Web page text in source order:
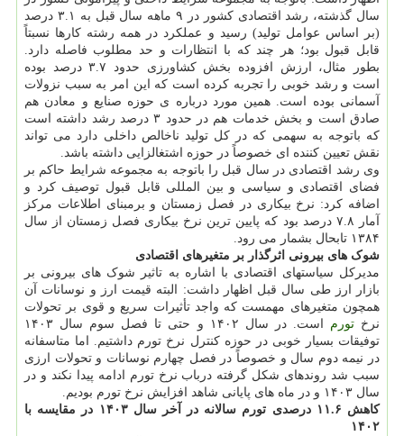
سال گذشته، رشد اقتصادی کشور در ۹ ماهه سال قبل به ۳.۱ درصد
(بر اساس عوامل تولید) رسید و عملکرد در همه رشته کارها نسبتاً
قابل قبول بود؛ هر چند که با انتظارات و حد مطلوب فاصله دارد.
بطور مثال، ارزش افزوده بخش کشاورزی حدود ۳.۷ درصد بوده
است و رشد خوبی را تجربه کرده است که این امر به سبب نزولات
آسمانی بوده است. همین مورد درباره ی حوزه صنایع و معادن هم
صادق است و بخش خدمات هم در حدود ۳ درصد رشد داشته است
که باتوجه به سهمی که در کل تولید ناخالص داخلی دارد می تواند
نقش تعیین کننده ای خصوصاً در حوزه اشتغالزایی داشته باشد.
وی رشد اقتصادی در سال قبل را باتوجه به مجموعه شرایط حاکم بر
فضای اقتصادی و سیاسی و بین المللی قابل قبول توصیف کرد و
اضافه کرد: نرخ بیکاری در فصل زمستان و برمبنای اطلاعات مرکز
آمار ۷.۸ درصد بود که پایین ترین نرخ بیکاری فصل زمستان از سال
۱۳۸۴ تابحال بشمار می رود.
شوک های بیرونی اثرگذار بر متغیرهای اقتصادی
مدیرکل سیاستهای اقتصادی با اشاره به تاثیر شوک های بیرونی بر
بازار ارز طی سال قبل اظهار داشت: البته قیمت ارز و نوسانات آن
همچون متغیرهای مهمست که واجد تأثیرات سریع و قوی بر تحولات
نرختورم
است. در سال ۱۴۰۲ و حتی تا فصل سوم سال ۱۴۰۳
توفیقات بسیار خوبی در حوزه کنترل نرخ تورم داشتیم. اما متاسفانه
در نیمه دوم سال و خصوصاً در فصل چهارم نوسانات و تحولات ارزی
سبب شد روندهای شکل گرفته درباب نرخ تورم ادامه پیدا نکند و در
سال ۱۴۰۳ و در ماه های پایانی شاهد افزایش نرخ تورم بودیم.
کاهش ۱۱.۶ درصدی تورم سالانه در آخر سال ۱۴۰۳ در مقایسه با
۱۴۰۲